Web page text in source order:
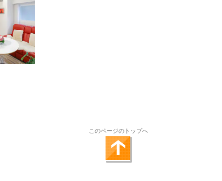
このページのトップへ